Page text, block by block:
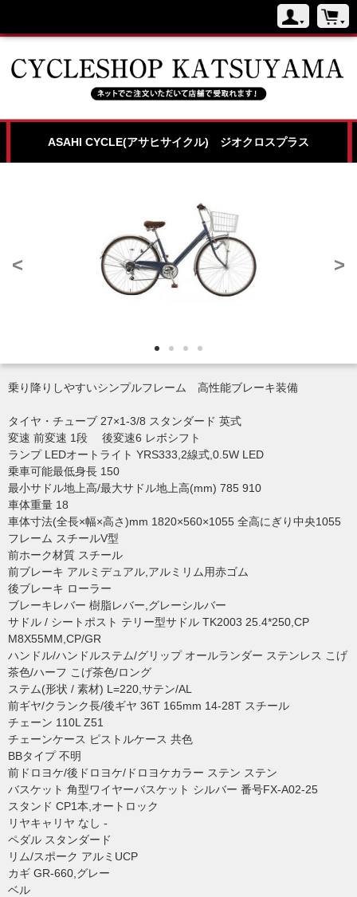
ASAHI CYCLE(アサヒサイクル) ジオクロスプラス
< >
乗り降りしやすいシンプルフレーム 高性能ブレーキ装備
タイヤ・チューブ 27×1-3/8 スタンダード 英式
変速 前変速 1段 後変速6 レボシフト
ランプ LEDオートライト YRS333,2線式,0.5W LED
乗車可能最低身長 150
最小サドル地上高/最大サドル地上高(mm) 785 910
車体重量 18
車体寸法(全長×幅×高さ)mm 1820×560×1055 全高にぎり中央1055
フレーム スチールV型
前ホーク材質 スチール
前ブレーキ アルミデュアル,アルミリム用赤ゴム
後ブレーキ ローラー
ブレーキレバー 樹脂レバー,グレーシルバー
サドル / シートポスト テリー型サドル TK2003 25.4*250,CP
M8X55MM,CP/GR
ハンドル/ハンドルステム/グリップ オールランダー ステンレス こげ
茶色/ハーフ こげ茶色/ロング
ステム(形状 / 素材) L=220,サテン/AL
前ギヤ/クランク長/後ギヤ 36T 165mm 14-28T スチール
チェーン 110L Z51
チェーンケース ピストルケース 共色
BBタイプ 不明
前ドロヨケ/後ドロヨケ/ドロヨケカラー ステン ステン
バスケット 角型ワイヤーバスケット シルバー 番号FX-A02-25
スタンド CP1本,オートロック
リヤキャリヤ なし -
ペダル スタンダード
リム/スポーク アルミUCP
カギ GR-660,グレー
ベル